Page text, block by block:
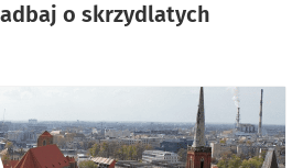
o skrzydlatych